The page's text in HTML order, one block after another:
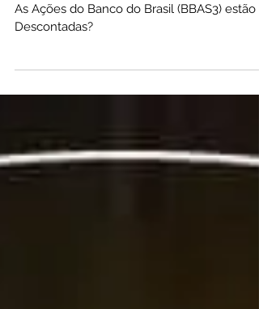
As Ações do Banco do Brasil (BBAS3)
estão Descontadas?
As Ações do Banco do Brasil (BBAS3) estão